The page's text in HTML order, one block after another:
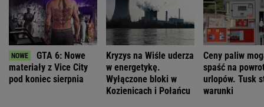
GTA 6: Nowe
materiały z Vice City
pod koniec sierpnia
Kryzys na Wiśle uderza
w energetykę.
Wyłączone bloki w
Kozienicach i Połańcu
Ceny paliw
spaść na
urlopów. Tusk
warunki